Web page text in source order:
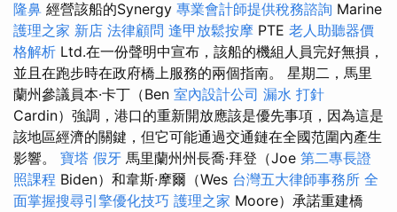
隆鼻 經營該船的Synergy 專業會計師提供稅務諮詢 Marine
護理之家 新店 法律顧問 逢甲放鬆按摩 PTE 老人助聽器價
格解析 Ltd.在一份聲明中宣布，該船的機組人員完好無損，
並且在跑步時在政府橋上服務的兩個指南。 星期二，馬里
蘭州參議員本·卡丁（Ben 室內設計公司 漏水 打針
Cardin）強調，港口的重新開放應該是優先事項，因為這是
該地區經濟的關鍵，但它可能通過交通鏈在全國范圍內產生
影響。 寶塔 假牙 馬里蘭州州長喬·拜登（Joe 第二專長證
照課程 Biden）和韋斯·摩爾（Wes 台灣五大律師事務所 全
面掌握搜尋引擎優化技巧 護理之家 Moore）承諾重建橋